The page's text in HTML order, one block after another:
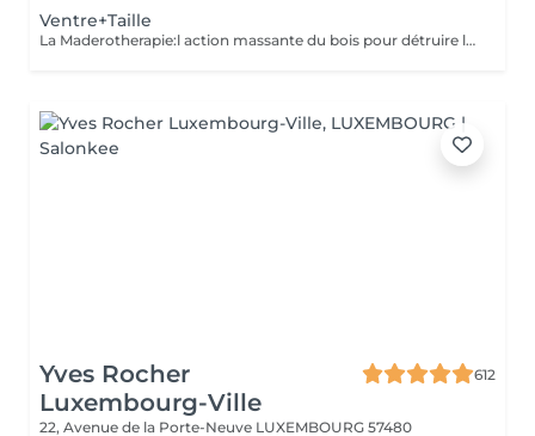
Ventre+Taille
La Maderotherapie:l action massante du bois pour détruire la cellulite. *Active la circulation sanguine et lymphatique *Réduit les tensions musculaires. *Raffermie et tonifie la peau.
Yves Rocher
Luxembourg-Ville
612
22, Avenue de la Porte-Neuve LUXEMBOURG 57480